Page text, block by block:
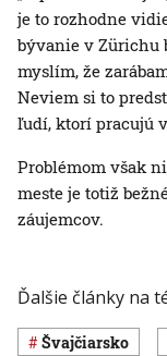
je to rozhodne
bývanie v Zürichu
myslím, že
Neviem si to
ľudí, ktorí pracujú
Problémom však
meste je totiž
záujemcov.
Ďalšie články na
Švajčiarsko